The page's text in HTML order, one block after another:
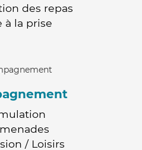
des repas
à la prise
/ Loisirs